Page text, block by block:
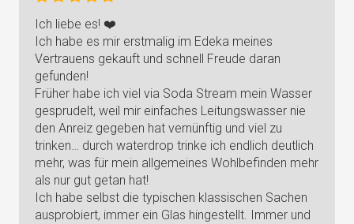
Ich liebe es! ❤️
Ich habe es mir erstmalig im Edeka meines
Vertrauens gekauft und schnell Freude daran
gefunden!
Früher habe ich viel via Soda Stream mein Wasser
gesprudelt, weil mir einfaches Leitungswasser nie
den Anreiz gegeben hat vernünftig und viel zu
trinken… durch waterdrop trinke ich endlich deutlich
mehr, was für mein allgemeines Wohlbefinden mehr
als nur gut getan hat!
Ich habe selbst die typischen klassischen Sachen
ausprobiert, immer ein Glas hingestellt. Immer und